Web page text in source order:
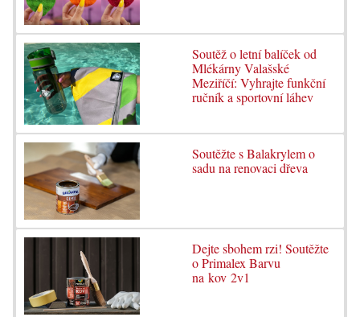
Soutěž o letní balíček od
Mlékárny Valašské
Meziříčí: Vyhrajte funkční
ručník a sportovní láhev
Soutěžte s Balakrylem o
sadu na renovaci dřeva
Dejte sbohem rzi! Soutěžte
o Primalex Barvu
na kov 2v1